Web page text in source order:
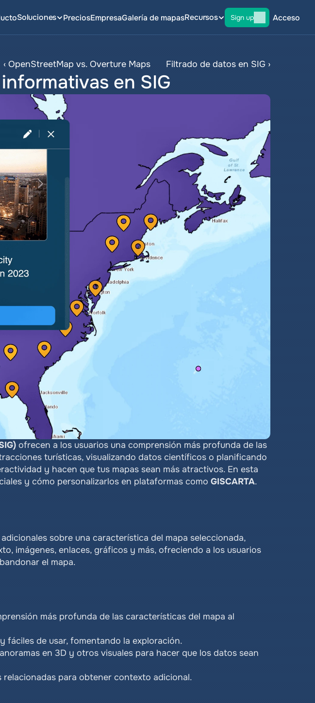
Soluciones PreciosEmpresaGalería de mapasRecursos Sign up Acceso
‹ OpenStreetMap vs. Overture Maps Filtrado de datos en SIG ›
en SIG
ofrecen a los usuarios una comprensión más profunda de las
turísticas, visualizando datos científicos o planificando
y hacen que tus mapas sean más atractivos. En esta
y cómo personalizarlos en plataformas como GISCARTA.
sobre una característica del mapa seleccionada,
imágenes, enlaces, gráficos y más, ofreciendo a los usuarios
el mapa.
más profunda de las características del mapa al
fáciles de usar, fomentando la exploración.
en 3D y otros visuales para hacer que los datos sean
para obtener contexto adicional.